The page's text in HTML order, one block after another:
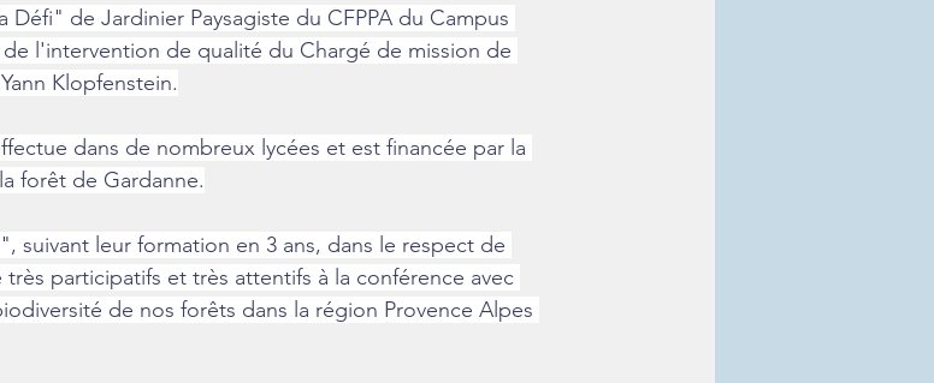
Défi" de Jardinier Paysagiste du CFPPA du Campus
l'intervention de qualité du Chargé de mission de
Klopfenstein.
dans de nombreux lycées et est financée par la
forêt de Gardanne.
suivant leur formation en 3 ans, dans le respect de
participatifs et très attentifs à la conférence avec
de nos forêts dans la région Provence Alpes